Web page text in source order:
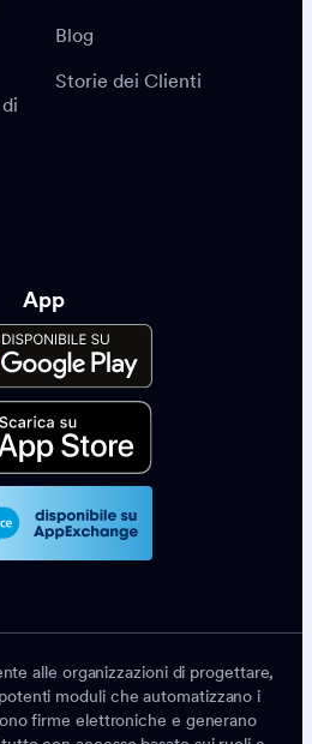
Blog
Storie dei Clienti
App
alle organizzazioni di progettare,
moduli che automatizzano i
firme elettroniche e generano